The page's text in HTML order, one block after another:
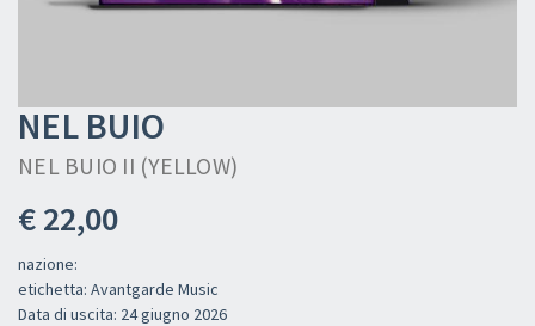
NEL BUIO
NEL BUIO II (YELLOW)
€ 22,00
nazione:
etichetta: Avantgarde Music
Data di uscita: 24 giugno 2026